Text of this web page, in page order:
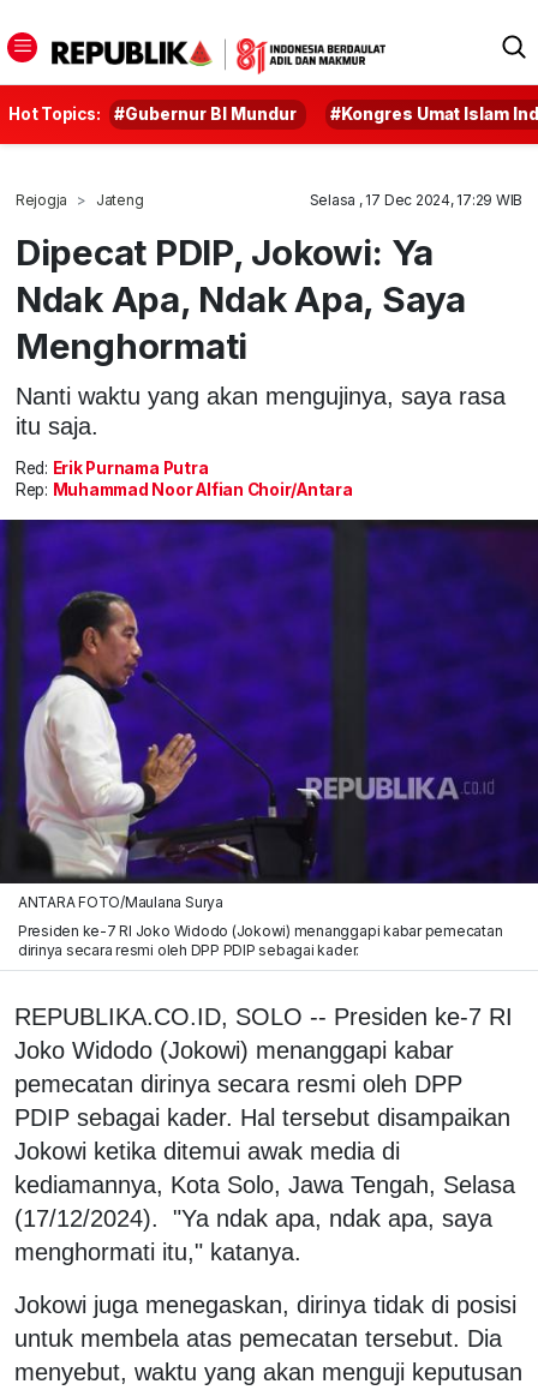
Hot Topics: #Gubernur BI Mundur #Kongres Umat Islam
Rejogja Jateng Selasa , 17 Dec 2024, 17:29 WIB
Dipecat PDIP, Jokowi: Ya
Ndak Apa, Ndak Apa, Saya
Menghormati
Nanti waktu yang akan mengujinya, saya rasa
itu saja.
Red: Erik Purnama Putra
Rep: Muhammad Noor Alfian Choir/Antara
ANTARA FOTO/Maulana Surya
Presiden ke-7 RI Joko Widodo (Jokowi) menanggapi kabar pemecatan
dirinya secara resmi oleh DPP PDIP sebagai kader.
REPUBLIKA.CO.ID, SOLO -- Presiden ke-7 RI
Joko Widodo (Jokowi) menanggapi kabar
pemecatan dirinya secara resmi oleh DPP
PDIP sebagai kader. Hal tersebut disampaikan
Jokowi ketika ditemui awak media di
kediamannya, Kota Solo, Jawa Tengah, Selasa
(17/12/2024). "Ya ndak apa, ndak apa, saya
menghormati itu," katanya.
Jokowi juga menegaskan, dirinya tidak di posisi
untuk membela atas pemecatan tersebut. Dia
menyebut, waktu yang akan menguji keputusan